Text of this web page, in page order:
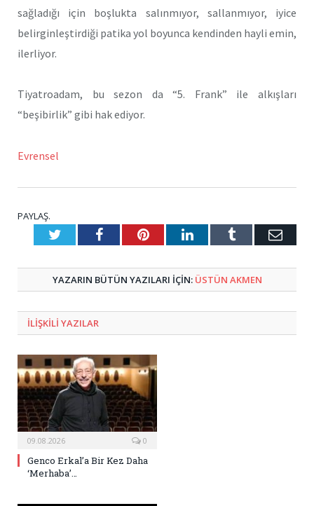
sağladığı için boşlukta salınmıyor, sallanmıyor, iyice
belirginleştirdiği patika yol boyunca kendinden hayli emin,
ilerliyor.
Tiyatroadam, bu sezon da “5. Frank” ile alkışları
“beşibirlik” gibi hak ediyor.
Evrensel
PAYLAŞ.
TwitterFacebookPinterestLinkedInTumblr E-
YAZARIN BÜTÜN YAZILARI IÇIN: ÜSTÜN AKMEN
ILIŞKILI YAZILAR
09.08.2026 0
Genco Erkal’a Bir Kez Daha
‘Merhaba’…